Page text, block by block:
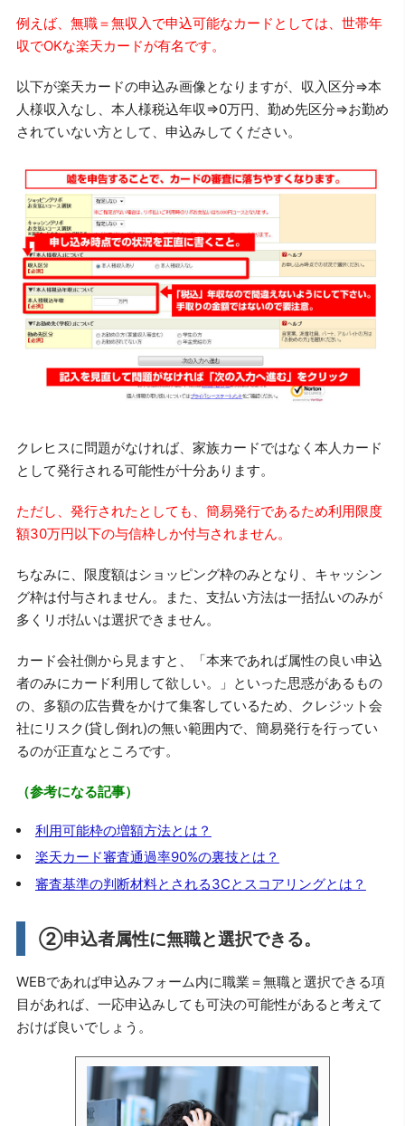
例えば、無職＝無収入で申込可能なカードとしては、世帯年
収でOKな楽天カードが有名です。
以下が楽天カードの申込み画像となりますが、収入区分⇒本
人様収入なし、本人様税込年収⇒0万円、勤め先区分⇒お勤め
されていない方として、申込みしてください。
クレヒスに問題がなければ、家族カードではなく本人カード
として発行される可能性が十分あります。
ただし、発行されたとしても、簡易発行であるため利用限度
額30万円以下の与信枠しか付与されません。
ちなみに、限度額はショッピング枠のみとなり、キャッシン
グ枠は付与されません。また、支払い方法は一括払いのみが
多くリボ払いは選択できません。
カード会社側から見ますと、「本来であれば属性の良い申込
者のみにカード利用して欲しい。」といった思惑があるもの
の、多額の広告費をかけて集客しているため、クレジット会
社にリスク(貸し倒れ)の無い範囲内で、簡易発行を行ってい
るのが正直なところです。
（参考になる記事）
利用可能枠の増額方法とは？
楽天カード審査通過率90%の裏技とは？
審査基準の判断材料とされる3Cとスコアリングとは？
②申込者属性に無職と選択できる。
WEBであれば申込みフォーム内に職業＝無職と選択できる項
目があれば、一応申込みしても可決の可能性があると考えて
おけば良いでしょう。